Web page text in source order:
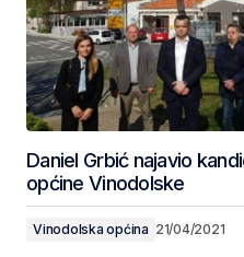
Daniel Grbić najavio
općine Vinodolske
Vinodolska općina 21/04/2021